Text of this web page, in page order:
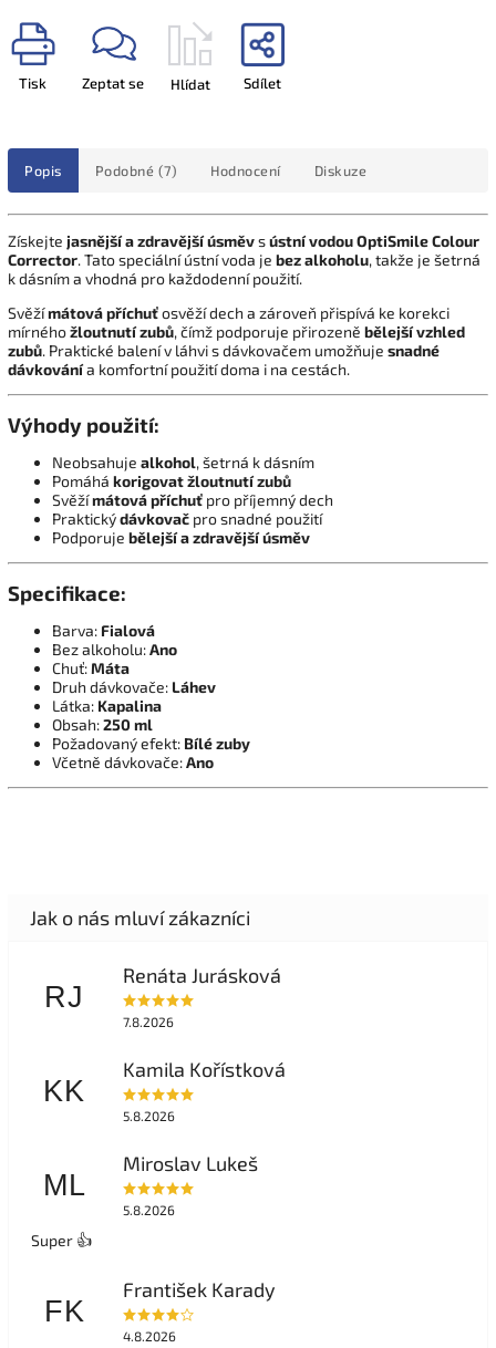
Tisk Zeptat se Hlídat Sdílet
Popis Podobné (7) Hodnocení Diskuze
Získejte jasnější a zdravější úsměvsústní vodou OptiSmile Colour
Corrector. Tato speciální ústní voda je bez alkoholu, takže je šetrná
k dásním a vhodná pro každodenní použití.
Svěžímátová příchuťosvěží dech a zároveň přispívá ke korekci
mírnéhožloutnutí zubů, čímž podporuje přirozeně bělejší vzhled
zubů. Praktické balení v láhvi s dávkovačem umožňuje snadné
dávkovánía komfortní použití doma i na cestách.
Výhody použití:
Neobsahuje alkohol, šetrná k dásním
Pomáhá korigovat žloutnutí zubů
Svěžímátová příchuť pro příjemný dech
Praktickýdávkovač pro snadné použití
Podporuje bělejší a zdravější úsměv
Specifikace:
Barva: Fialová
Bez alkoholu:Ano
Chuť:Máta
Druh dávkovače: Láhev
Látka: Kapalina
Obsah:250 ml
Požadovaný efekt: Bílé zuby
Včetně dávkovače:Ano
RJ
Renáta Jurásková
7.8.2026
KK
Kamila Kořístková
5.8.2026
ML
Miroslav Lukeš
5.8.2026
Super 👍
FK
František Karady
4.8.2026